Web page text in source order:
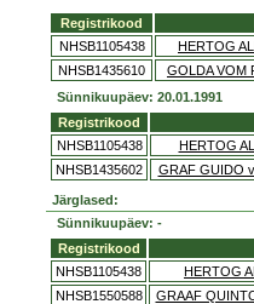
Registrikood
NHSB1105438
HERTOG
NHSB1435610
GOLDA VOM
Sünnikuupäev: 20.01.1991
Registrikood
NHSB1105438
HERTOG
NHSB1435602
GRAF GUIDO
Järglased:
Sünnikuupäev: -
Registrikood
NHSB1105438
HERTOG
NHSB1550588
GRAAF